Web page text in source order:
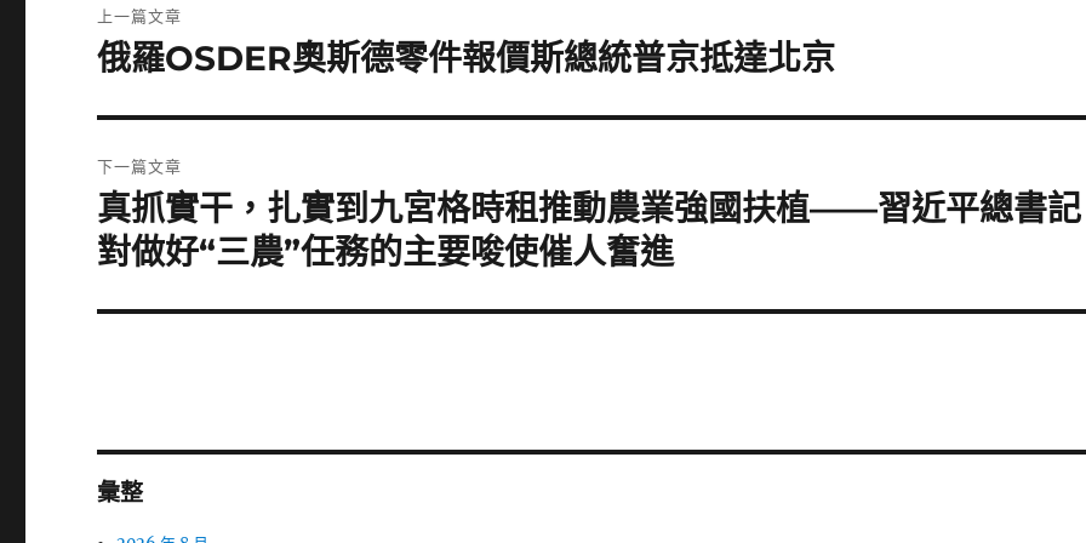
章
上一篇文章
上
篇
文
章:
俄羅OSDER奧斯德零件報價斯總統普京抵達北京
下一篇文章
下
一
篇
文
真抓實干，扎實到九宮格時租推動農業強國扶植——習近平總書記
對做好“三農”任務的主要唆使催人奮進
彙整